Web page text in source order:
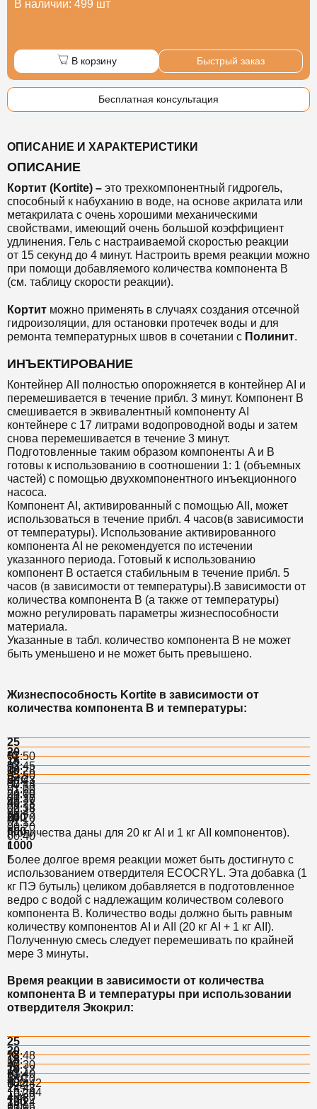
В наличии: 499 шт
В корзину Быстрый заказ
Бесплатная консультация
ОПИСАНИЕ И ХАРАКТЕРИСТИКИ
ОПИСАНИЕ
Кортит (Kortite) – это трехкомпонентный гидрогель,
способный к набуханию в воде, на основе акрилата или
метакрилата с очень хорошими механическими
свойствами, имеющий очень большой коэффициент
удлинения. Гель с настраиваемой скоростью реакции
от 15 секунд до 4 минут. Настроить время реакции можно
при помощи добавляемого количества компонента В
(см. таблицу скорости реакции).
Кортит можно применять в случаях создания отсечной
гидроизоляции, для остановки протечек воды и для
ремонта температурных швов в сочетании с Полинит.
ИНЪЕКТИРОВАНИЕ
Контейнер AII полностью опорожняется в контейнер AI и
перемешивается в течение прибл. 3 минут. Компонент B
смешивается в эквивалентный компоненту AI
контейнере с 17 литрами водопроводной воды и затем
снова перемешивается в течение 3 минут.
Подготовленные таким образом компоненты A и B
готовы к использованию в соотношении 1: 1 (объемных
частей) с помощью двухкомпонентного инъекционного
насоса.
Компонент AI, активированный с помощью AII, может
использоваться в течение прибл. 4 часов(в зависимости
от температуры). Использование активированного
компонента AI не рекомендуется по истечении
указанного периода. Готовый к использованию
компонент B остается стабильным в течение прибл. 5
часов (в зависимости от температуры).В зависимости от
количества компонента B (а также от температуры)
можно регулировать параметры жизнеспособности
материала.
Указанные в табл. количество компонента B не может
быть уменьшено и не может быть превышено.
Жизнеспособность Kortite в зависимости от
количества компонента B и температуры:
25
°C
01:50
00:28
00:14
00:10
20
°C
03:45
00:43
00:19
00:15
15
°C
05:50
01:00
00:28
00:20
10
°C
07:45
01:37
00:43
00:20
5 °C
24:00
02:38
01:12
00:40
40
гр
200
г
600
г
1000
г
(Количества даны для 20 кг AI и 1 кг AII компонентов).
Более долгое время реакции может быть достигнуто с
использованием отвердителя ECOCRYL. Эта добавка (1
кг ПЭ бутыль) целиком добавляется в подготовленное
ведро с водой с надлежащим количеством солевого
компонента В. Количество воды должно быть равным
количеству компонентов AI и AII (20 кг AI + 1 кг AII).
Полученную смесь следует перемешивать по крайней
мере 3 минуты.
Время реакции в зависимости от количества
компонента B и температуры при использовании
отвердителя Экокрил:
25
°C
28:48
10:12
6:44
4:48
20
°C
40:30
15:10
10:20
15
°C
61:40
24:48
13:24
10
°C
102:42
40:20
5 °C
157:44
100